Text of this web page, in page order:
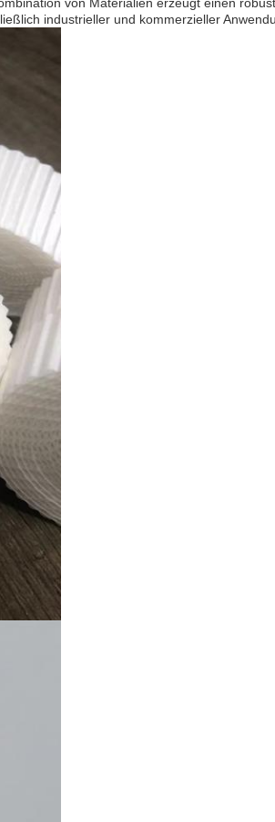
industrieller und kommerzieller